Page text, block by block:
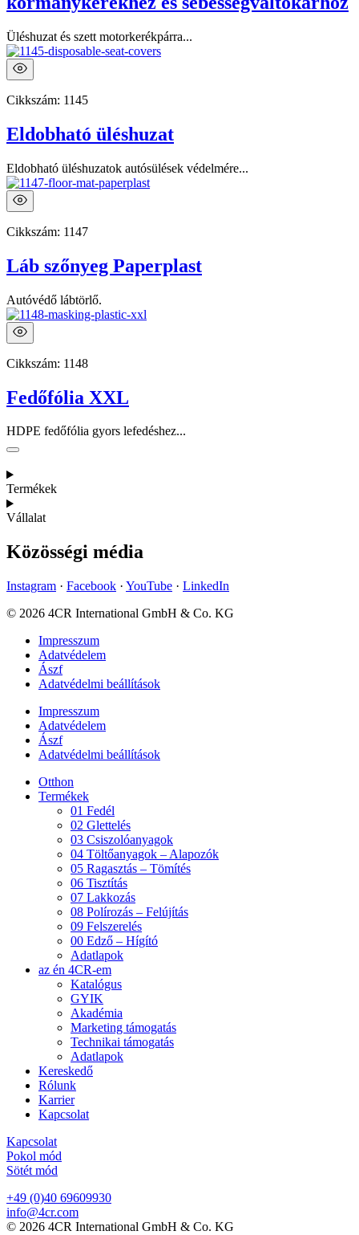
Üléshuzat és szett motorkerékpárra...
Cikkszám: 1145
Eldobható üléshuzat
Eldobható üléshuzatok autósülések védelmére...
Cikkszám: 1147
Láb szőnyeg Paperplast
Autóvédő lábtörlő.
Cikkszám: 1148
Fedőfólia XXL
HDPE fedőfólia gyors lefedéshez...
Termékek
Vállalat
Közösségi média
Instagram · Facebook · YouTube · LinkedIn
© 2026 4CR International GmbH & Co. KG
Impresszum
Adatvédelem
Ászf
Adatvédelmi beállítások
Impresszum
Adatvédelem
Ászf
Adatvédelmi beállítások
Otthon
Termékek
01 Fedél
02 Glettelés
03 Csiszolóanyagok
04 Töltőanyagok – Alapozók
05 Ragasztás – Tömítés
06 Tisztítás
07 Lakkozás
08 Polírozás – Felújítás
09 Felszerelés
00 Edző – Hígító
Adatlapok
az én 4CR-em
Katalógus
GYIK
Akadémia
Marketing támogatás
Technikai támogatás
Adatlapok
Kereskedő
Rólunk
Karrier
Kapcsolat
Kapcsolat
Pokol mód
Sötét mód
+49 (0)40 69609930
info@4cr.com
© 2026 4CR International GmbH & Co. KG